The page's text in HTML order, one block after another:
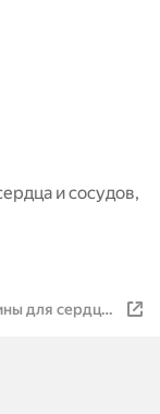
и сосудов,
для сердца